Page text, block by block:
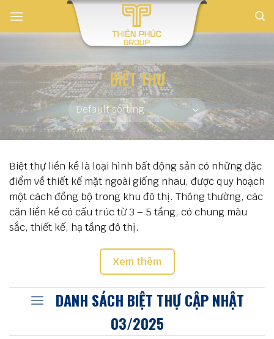
content
BIỆT THỰ
Biệt thự liền kề là loại hình bất động sản có những đặc
điểm về thiết kế mặt ngoài giống nhau, được quy hoạch
một cách đồng bộ trong khu đô thị. Thông thường, các
căn liền kề có cấu trúc từ 3 – 5 tầng, có chung màu
sắc, thiết kế, hạ tầng đô thị.
Diện tích của mô hình biệt thự liền kề thường có sự
thay đổi tùy thuộc vào vị trí khu vực nhằm đáp ứng nhu
cầu của từng đối tượng, phân khúc khách hàng khác
nhau
Xem thêm
DANH SÁCH BIỆT THỰ CẬP NHẬT
03/2025